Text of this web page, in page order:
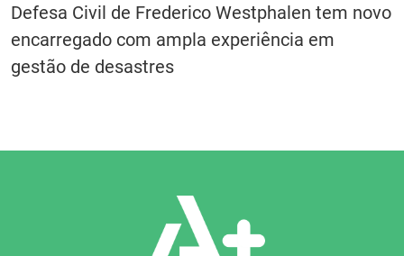
Defesa Civil de Frederico Westphalen tem novo
encarregado com ampla experiência em
gestão de desastres